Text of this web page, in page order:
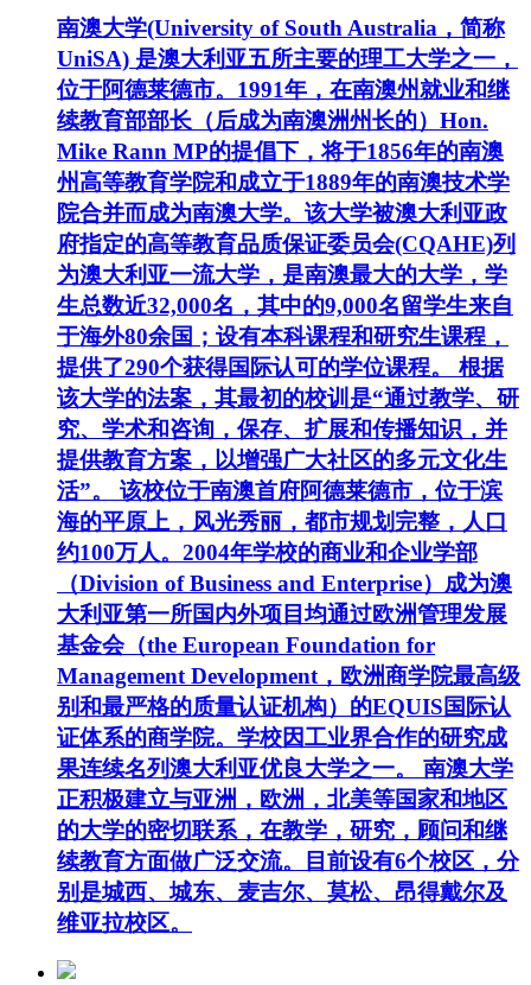
南澳大学(University of South Australia，简称
UniSA) 是澳大利亚五所主要的理工大学之一，
位于阿德莱德市。1991年，在南澳州就业和继
续教育部部长（后成为南澳洲州长的）Hon.
Mike Rann MP的提倡下，将于1856年的南澳
州高等教育学院和成立于1889年的南澳技术学
院合并而成为南澳大学。该大学被澳大利亚政
府指定的高等教育品质保证委员会(CQAHE)列
为澳大利亚一流大学，是南澳最大的大学，学
生总数近32,000名，其中的9,000名留学生来自
于海外80余国；设有本科课程和研究生课程，
提供了290个获得国际认可的学位课程。 根据
该大学的法案，其最初的校训是“通过教学、研
究、学术和咨询，保存、扩展和传播知识，并
提供教育方案，以增强广大社区的多元文化生
活”。 该校位于南澳首府阿德莱德市，位于滨
海的平原上，风光秀丽，都市规划完整，人口
约100万人。2004年学校的商业和企业学部
（Division of Business and Enterprise）成为澳
大利亚第一所国内外项目均通过欧洲管理发展
基金会（the European Foundation for
Management Development，欧洲商学院最高级
别和最严格的质量认证机构）的EQUIS国际认
证体系的商学院。学校因工业界合作的研究成
果连续名列澳大利亚优良大学之一。 南澳大学
正积极建立与亚洲，欧洲，北美等国家和地区
的大学的密切联系，在教学，研究，顾问和继
续教育方面做广泛交流。目前设有6个校区，分
别是城西、城东、麦吉尔、莫松、昂得戴尔及
维亚拉校区。